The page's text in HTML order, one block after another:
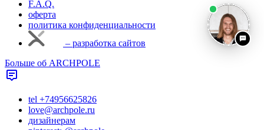
F.A.Q.
оферта
политика конфиденциальности
– разработка сайтов
Больше об ARCHPOLE
tel +74956625826
love@archpole.ru
дизайнерам